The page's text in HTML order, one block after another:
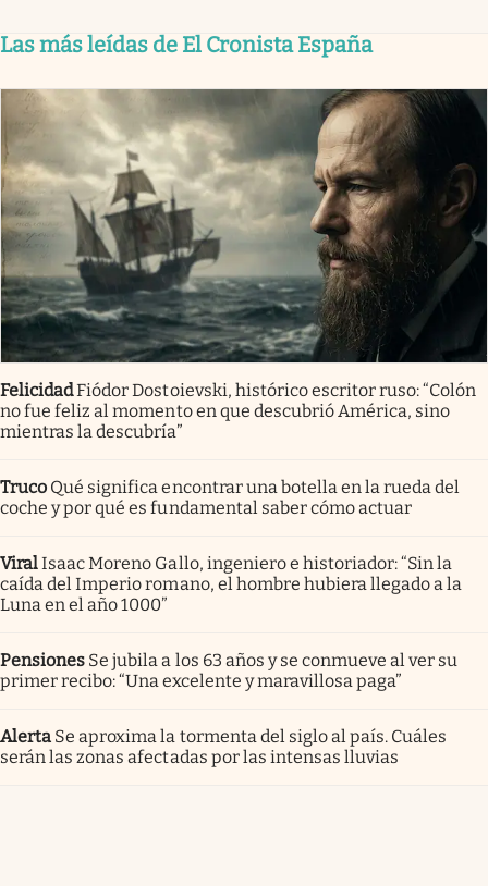
Las más leídas de El Cronista España
FelicidadFiódor Dostoievski, histórico escritor ruso: “Colón
no fue feliz al momento en que descubrió América, sino
mientras la descubría”
Truco Qué significa encontrar una botella en la rueda del
coche y por qué es fundamental saber cómo actuar
ViralIsaac Moreno Gallo, ingeniero e historiador: “Sin la
caída del Imperio romano, el hombre hubiera llegado a la
Luna en el año 1000”
Pensiones Se jubila a los 63 años y se conmueve al ver su
primer recibo: “Una excelente y maravillosa paga”
Alerta Se aproxima la tormenta del siglo al país. Cuáles
serán las zonas afectadas por las intensas lluvias